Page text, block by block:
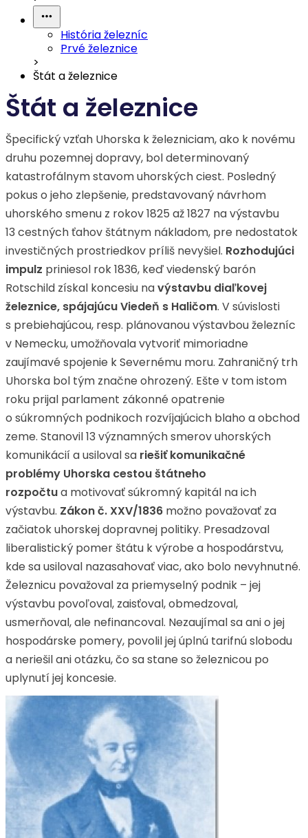
História železníc
Prvé železnice
>
Štát a železnice
Štát a železnice
Špecifický vzťah Uhorska k železniciam, ako k novému
druhu pozemnej dopravy, bol determinovaný
katastrofálnym stavom uhorských ciest. Posledný
pokus o jeho zlepšenie, predstavovaný návrhom
uhorského smenu z rokov 1825 až 1827 na výstavbu
13 cestných ťahov štátnym nákladom, pre nedostatok
investičných prostriedkov príliš nevyšiel. Rozhodujúci
impulz priniesol rok 1836, keď viedenský barón
Rotschild získal koncesiu navýstavbu diaľkovej
železnice, spájajúcu Viedeň s Haličom. V súvislosti
s prebiehajúcou, resp. plánovanou výstavbou železníc
v Nemecku, umožňovala vytvoriť mimoriadne
zaujímavé spojenie k Severnému moru. Zahraničný trh
Uhorska bol tým značne ohrozený. Ešte v tom istom
roku prijal parlament zákonné opatrenie
o súkromných podnikoch rozvíjajúcich blaho a obchod
zeme. Stanovil 13 významných smerov uhorských
komunikácií a usiloval sa riešiť komunikačné
problémy Uhorska cestou štátneho
rozpočtua motivovať súkromný kapitál na ich
výstavbu. Zákon č. XXV/1836 možno považovať za
začiatok uhorskej dopravnej politiky. Presadzoval
liberalistický pomer štátu k výrobe a hospodárstvu,
kde sa usiloval nazasahovať viac, ako bolo nevyhnutné.
Železnicu považoval za priemyselný podnik – jej
výstavbu povoľoval, zaisťoval, obmedzoval,
usmerňoval, ale nefinancoval. Nezaujímal sa ani o jej
hospodárske pomery, povolil jej úplnú tarifnú slobodu
a neriešil ani otázku, čo sa stane so železnicou po
uplynutí jej koncesie.